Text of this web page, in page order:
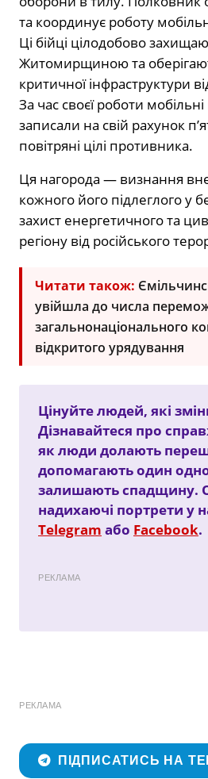
та координує роботу
Ці бійці цілодобово
Житомирщиною та
критичної інфраструктури
За час своєї роботи
записали на свій рахунок
повітряні цілі противника.
Ця нагорода — визнання
кожного його підлеглого у
захист енергетичного та
регіону від російського
Читати також:
увійшла до числа
загальнонаціонального
відкритого урядування
Цінуйте людей, які
Дізнавайтеся про
як люди долають
допомагають один
залишають спадщину.
надихаючі портрети у
Telegram або Facebook.
РЕКЛАМА
РЕКЛАМА
ПІДПИСАТИСЬ НА